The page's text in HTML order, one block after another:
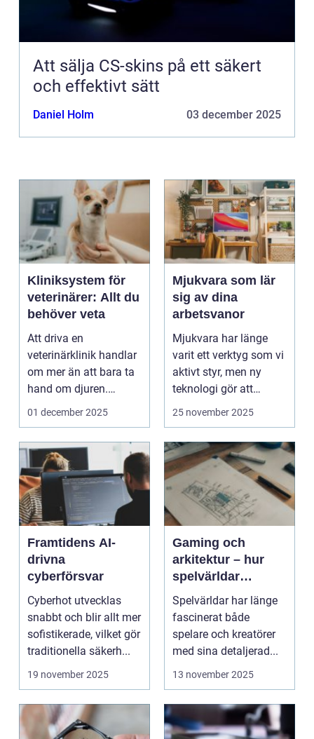
Att sälja CS-skins på ett säkert
och effektivt sätt
Daniel Holm 03 december 2025
Kliniksystem för
veterinärer: Allt du
behöver veta
Att driva en
veterinärklinik handlar
om mer än att bara ta
hand om djuren.
Administrativa ...
01 december 2025
Mjukvara som lär
sig av dina
arbetsvanor
Mjukvara har länge
varit ett verktyg som vi
aktivt styr, men ny
teknologi gör att
program ...
25 november 2025
Framtidens AI-
drivna
cyberförsvar
Cyberhot utvecklas
snabbt och blir allt mer
sofistikerade, vilket gör
traditionella säkerh...
19 november 2025
Gaming och
arkitektur – hur
spelvärldar
inspirerar verklig
stadsplanering
Spelvärldar har länge
fascinerat både
spelare och kreatörer
med sina detaljerad...
13 november 2025